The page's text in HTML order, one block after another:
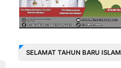
SELAMAT TAHUN BARU ISLAM